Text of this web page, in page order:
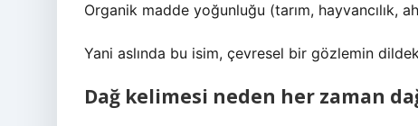
Organik madde yoğunluğu (tarım, hayvancılık,
Yani aslında bu isim, çevresel bir gözlemin dildeki
Dağ kelimesi neden her zaman